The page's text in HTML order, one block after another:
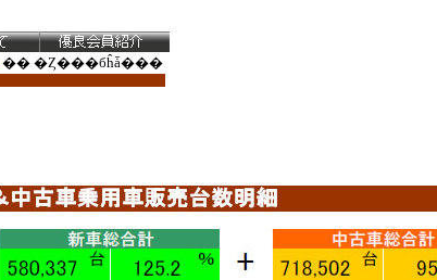
�� �Ȥ���бĥǡ���